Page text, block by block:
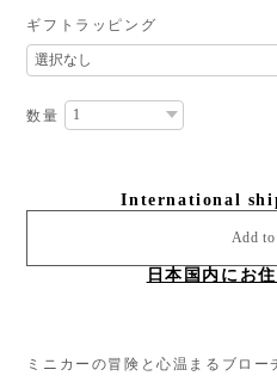
ギフトラッピング
数量
International
Add
日本国内にお
ミニカーの冒険と心温まるブロー